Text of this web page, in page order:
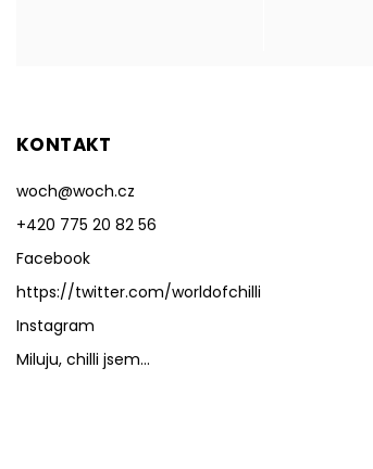
KONTAKT
woch@woch.cz
+420 775 20 82 56
Facebook
https://twitter.com/worldofchilli
Instagram
Miluju, chilli jsem...